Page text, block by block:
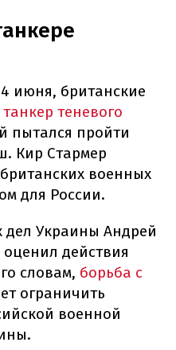
июня, британские
теневого
пытался пройти
Кир Стармер
военных
для России.
Украины Андрей
действия
словам, борьба с
ограничить
военной